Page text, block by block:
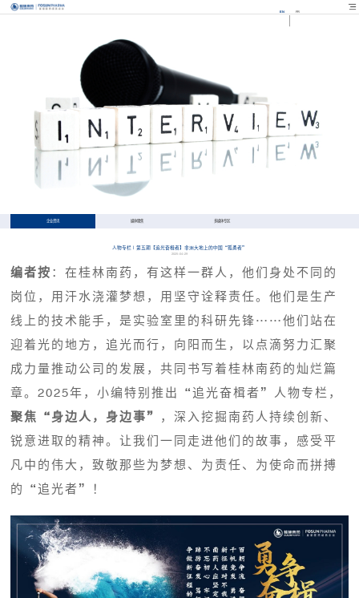
EN FR
企业资讯 媒体聚焦 多媒体专区
人物专栏 | 第五期【追光奋楫者】非洲大地上的中国“孤勇者”
2025-04-29
编者按 ：在桂林南药，有这样一群人，他们身处不同的
岗位，用汗水浇灌梦想，用坚守诠释责任。他们是生产
线上的技术能手，是实验室里的科研先锋……他们站在
迎着光的地方，追光而行，向阳而生，以点滴努力汇聚
成力量推动公司的发展，共同书写着桂林南药的灿烂篇
章。2025年，小编特别推出“追光奋楫者”人物专栏，
聚焦“身边人，身边事” ，深入挖掘南药人持续创新、
锐意进取的精神。让我们一同走进他们的故事，感受平
凡中的伟大，致敬那些为梦想、为责任、为使命而拼搏
的“追光者”！